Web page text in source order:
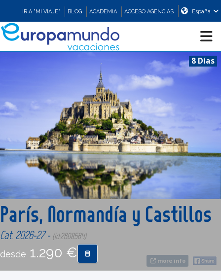
IR A "MI VIAJE" BLOG ACADEMIA ACCESO AGENCIAS España
CRUCEROS
EUROPA
ASIA
ORIENTE
PROMOCIONES
COMPRAR
CONTACTO
8 Días
more info
París, Normandía y Castillos
Cat. 2026-27 - (id:2608564)
desde 1.290 €